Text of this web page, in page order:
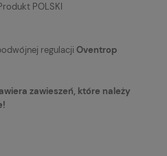
POLSKI
regulacji Oventrop
zawieszeń, które należy